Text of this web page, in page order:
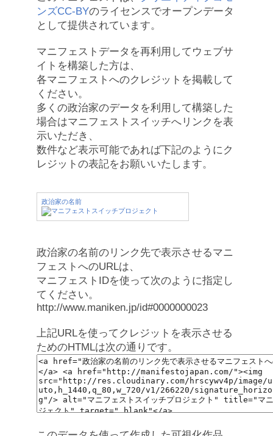
ンズCC-BYのライセンスでオープンデータ
として提供されています。
マニフェストデータを再利用してウェブサ
イトを構築した方は、
各マニフェストへのクレジットを掲載して
ください。
多くの政治家のデータを利用して構築した
場合はマニフェストスイッチへリンクを表
示いただき、
数件など表示可能であれば下記のようにク
レジットの表記をお願いいたします。
政治家の名前
政治家の名前のリンク先で表示させるマニ
フェストへのURLは、
マニフェストIDを使って次のように指定し
てください。
http://www.maniken.jp/id#0000000023
上記URLを使ってクレジットを表示させる
ためのHTMLは次の通りです。